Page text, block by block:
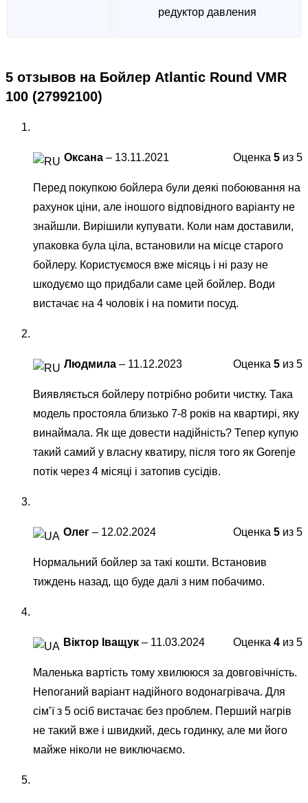
редуктор давления
5 отзывов на Бойлер Atlantic Round VMR
100 (27992100)
Оценка 5 из 5
Оксана – 13.11.2021
Перед покупкою бойлера були деякі побоювання на
рахунок ціни, але іношого відповідного варіанту не
знайшли. Вирішили купувати. Коли нам доставили,
упаковка була ціла, встановили на місце старого
бойлеру. Користуємося вже місяць і ні разу не
шкодуємо що придбали саме цей бойлер. Води
вистачає на 4 чоловік і на помити посуд.
Оценка 5 из 5
Людмила – 11.12.2023
Виявляється бойлеру потрібно робити чистку. Така
модель простояла близько 7-8 років на квартирі, яку
винаймала. Як ще довести надійність? Тепер купую
такий самий у власну кватиру, після того як Gorenje
потік через 4 місяці і затопив сусідів.
Оценка 5 из 5
Олег – 12.02.2024
Нормальний бойлер за такі кошти. Встановив
тиждень назад, що буде далі з ним побачимо.
Оценка 4 из 5
Віктор Іващук – 11.03.2024
Маленька вартість тому хвилююся за довговічність.
Непоганий варіант надійного водонагрівача. Для
сімʼї з 5 осіб вистачає без проблем. Перший нагрів
не такий вже і швидкий, десь годинку, але ми його
майже ніколи не виключаємо.